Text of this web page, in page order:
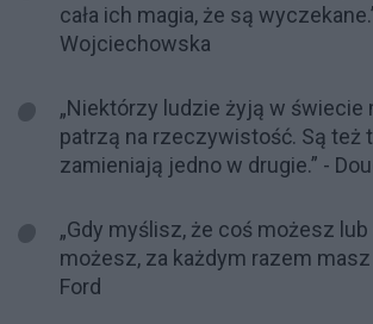
cała ich magia, że są
Wojciechowska
„Niektórzy ludzie żyją w świecie
patrzą na rzeczywistość. Są też
zamieniają jedno w drugie.” -
„Gdy myślisz, że coś możesz
możesz, za każdym razem masz
Ford